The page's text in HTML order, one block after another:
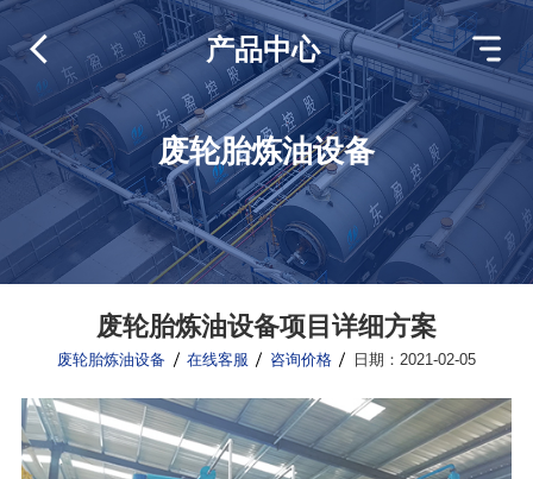
废轮胎炼油设备
产品中心
废轮胎炼油设备项目详细方案
废轮胎炼油设备 在线客服 咨询价格 日期：2021-02-05